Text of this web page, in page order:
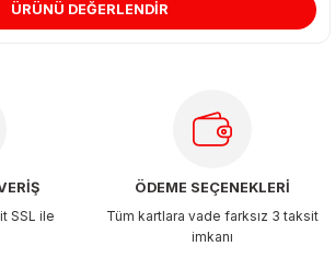
bozuk veya görüntülenemiyor.
daha pahalı.
alternatifler olmalı.
ÜRÜNÜ DEĞERLENDİR
SSL ile
ÖDEME SEÇENEKLERİ
Tüm kartlara vade farksız 3 taksit
imkanı